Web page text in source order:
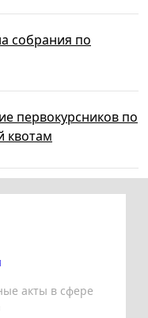
собрания по
первокурсников по
квотам
акты в сфере